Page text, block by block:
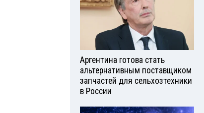
Аргентина готова стать
альтернативным поставщиком
запчастей для сельхозтехники
в России